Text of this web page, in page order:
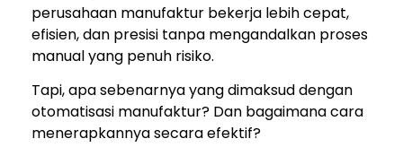
perusahaan manufaktur bekerja lebih cepat,
efisien, dan presisi tanpa mengandalkan proses
manual yang penuh risiko.
Tapi, apa sebenarnya yang dimaksud dengan
otomatisasi manufaktur? Dan bagaimana cara
menerapkannya secara efektif?